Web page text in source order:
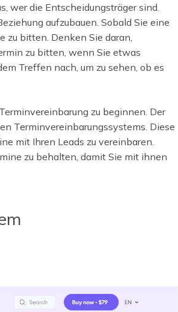
wer die Entscheidungsträger sind.
aufzubauen. Sobald Sie eine
zu bitten. Denken Sie daran,
zu bitten, wenn Sie etwas
Treffen nach, um zu sehen, ob es
zu beginnen. Der
Terminvereinbarungssystems. Diese
mit Ihren Leads zu vereinbaren.
zu behalten, damit Sie mit ihnen